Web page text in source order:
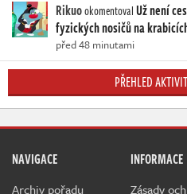
RikuookomentovalUž není
fyzických nosičů na
před 48 minutami
PŘEHLED
NAVIGACE
Archiv pořadu
INFORMACE
Zásady